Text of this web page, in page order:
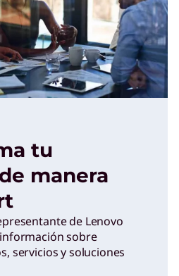
tu
manera
de Lenovo
sobre
servicios y soluciones